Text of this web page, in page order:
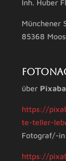
Inh. Huber
Münchener
85368
über
https://
te-teller-
Fotograf/-
https://